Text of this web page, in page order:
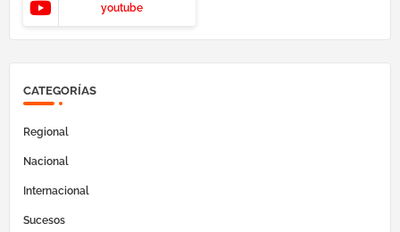
youtube
CATEGORÍAS
Regional
Nacional
Internacional
Sucesos